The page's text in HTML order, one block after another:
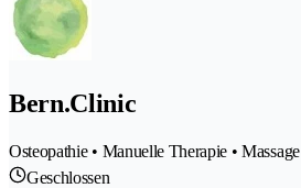
Bern.Clinic
Osteopathie • Manuelle Therapie • Massage
Geschlossen